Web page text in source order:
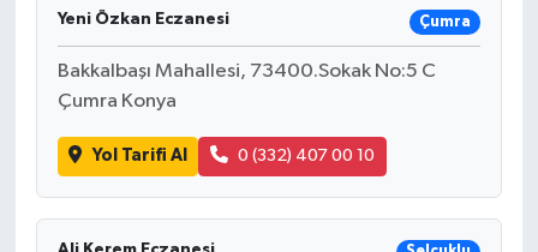
Yeni Özkan Eczanesi Çumra
Bakkalbaşı Mahallesi, 73400.Sokak No:5 C
Çumra Konya
Yol Tarifi Al 0 (332) 407 00 10